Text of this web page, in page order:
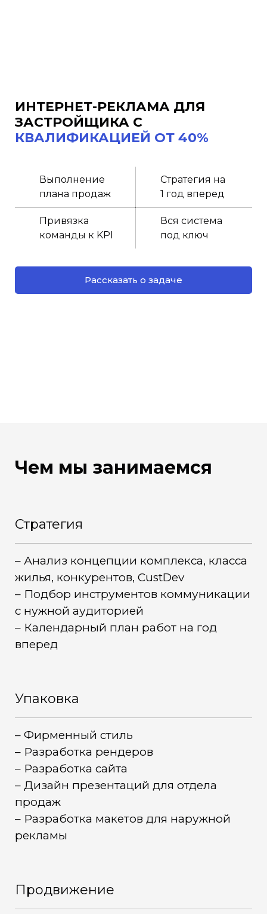
ИНТЕРНЕТ-РЕКЛАМА ДЛЯ
ЗАСТРОЙЩИКА С
КВАЛИФИКАЦИЕЙ ОТ 40%
Выполнение
плана продаж
Стратегия на
1 год вперед
Привязка
команды к KPI
Вся система
под ключ
Рассказать о задаче
Чем мы занимаемся
Стратегия
– Анализ концепции комплекса, класса
жилья, конкурентов, CustDev
– Подбор инструментов коммуникации
с нужной аудиторией
– Календарный план работ на год
вперед
Упаковка
– Фирменный стиль
– Разработка рендеров
– Разработка сайта
– Дизайн презентаций для отдела
продаж
– Разработка макетов для наружной
рекламы
Продвижение